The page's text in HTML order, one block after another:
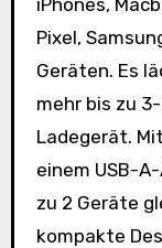
Pixel,
Geräten. Es
mehr bis zu
Ladegerät.
einem USB-
zu 2 Geräte
kompakte